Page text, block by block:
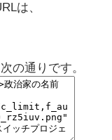
は、
の通りです。